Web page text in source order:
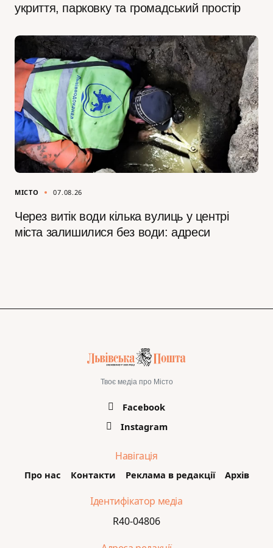
укриття, парковку та громадський простір
МІСТО 07.08.26
Через витік води кілька вулиць у центрі
міста залишилися без води: адреси
Твоє медіа про Місто
Facebook
Instagram
Навігація
Про нас Контакти Реклама в редакції Архів
Ідентифікатор медіа
R40-04806